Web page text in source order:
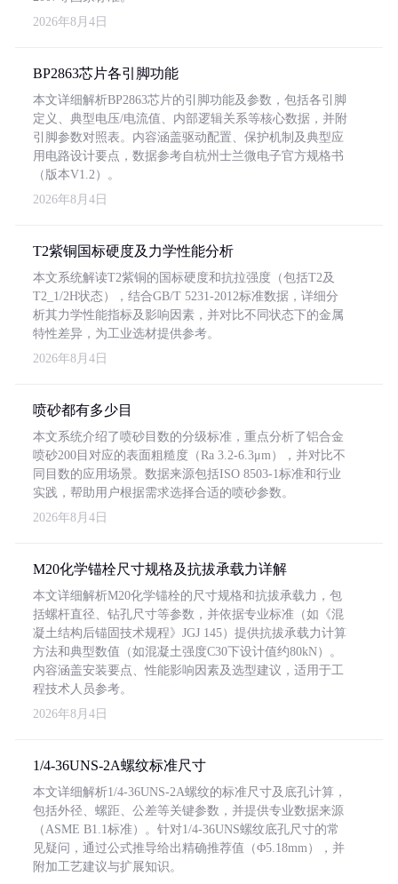
2026年8月4日
BP2863芯片各引脚功能
本文详细解析BP2863芯片的引脚功能及参数，包括各引脚
定义、典型电压/电流值、内部逻辑关系等核心数据，并附
引脚参数对照表。内容涵盖驱动配置、保护机制及典型应
用电路设计要点，数据参考自杭州士兰微电子官方规格书
（版本V1.2）。
2026年8月4日
T2紫铜国标硬度及力学性能分析
本文系统解读T2紫铜的国标硬度和抗拉强度（包括T2及
T2_1/2H状态），结合GB/T 5231-2012标准数据，详细分
析其力学性能指标及影响因素，并对比不同状态下的金属
特性差异，为工业选材提供参考。
2026年8月4日
喷砂都有多少目
本文系统介绍了喷砂目数的分级标准，重点分析了铝合金
喷砂200目对应的表面粗糙度（Ra 3.2-6.3μm），并对比不
同目数的应用场景。数据来源包括ISO 8503-1标准和行业
实践，帮助用户根据需求选择合适的喷砂参数。
2026年8月4日
M20化学锚栓尺寸规格及抗拔承载力详解
本文详细解析M20化学锚栓的尺寸规格和抗拔承载力，包
括螺杆直径、钻孔尺寸等参数，并依据专业标准（如《混
凝土结构后锚固技术规程》JGJ 145）提供抗拔承载力计算
方法和典型数值（如混凝土强度C30下设计值约80kN）。
内容涵盖安装要点、性能影响因素及选型建议，适用于工
程技术人员参考。
2026年8月4日
1/4-36UNS-2A螺纹标准尺寸
本文详细解析1/4-36UNS-2A螺纹的标准尺寸及底孔计算，
包括外径、螺距、公差等关键参数，并提供专业数据来源
（ASME B1.1标准）。针对1/4-36UNS螺纹底孔尺寸的常
见疑问，通过公式推导给出精确推荐值（Φ5.18mm），并
附加工艺建议与扩展知识。